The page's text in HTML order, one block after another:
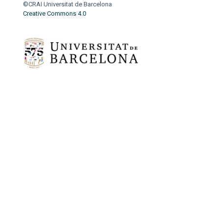
©CRAI Universitat de Barcelona
Creative Commons 4.0